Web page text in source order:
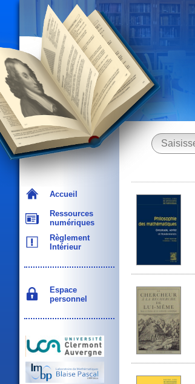
Accueil
Ressources
numériques
Règlement
Intérieur
Espace
personnel